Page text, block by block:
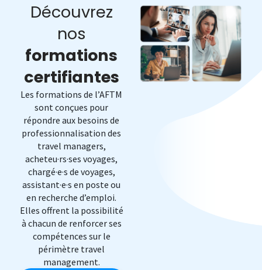
Découvrez
nos
formations
certifiantes
Les formations de l’AFTM
sont conçues pour
répondre aux besoins de
professionnalisation des
travel managers,
acheteu·rs·ses voyages,
chargé·e·s de voyages,
assistant·e·s en poste ou
en recherche d’emploi.
Elles offrent la possibilité
à chacun de renforcer ses
compétences sur le
périmètre travel
management.